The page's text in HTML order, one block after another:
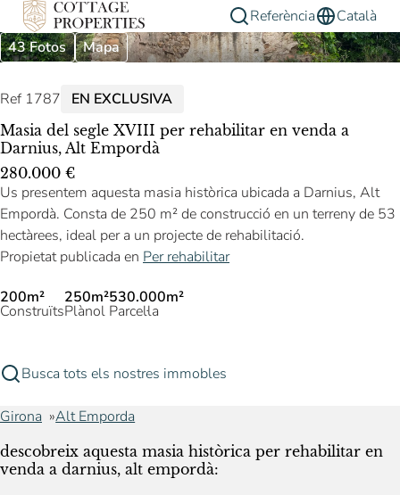
Referència
Català
43 Fotos
Mapa
Ref 1787 EN EXCLUSIVA
Masia del segle XVIII per rehabilitar en venda a
Darnius, Alt Empordà
280.000 €
Us presentem aquesta masia històrica ubicada a Darnius, Alt
Empordà. Consta de 250 m² de construcció en un terreny de 53
hectàrees, ideal per a un projecte de rehabilitació.
Propietat publicada en Per rehabilitar
200m²
Construïts
250m²
Plànol
530.000m²
Parcel·la
Busca tots els nostres immobles
Girona Alt Emporda
descobreix aquesta masia històrica per rehabilitar en
venda a darnius, alt empordà: